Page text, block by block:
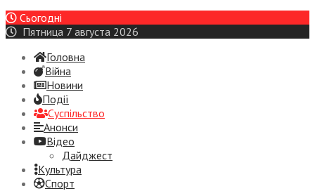
Сьогодні
Пятница 7 августа 2026
Головна
Війна
Новини
Події
Суспiльство
Анонси
Відео
Дайджест
Культура
Спорт